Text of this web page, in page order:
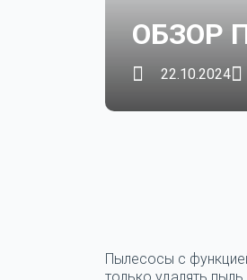
ОБЗОР
22.10.2024
Пылесосы с